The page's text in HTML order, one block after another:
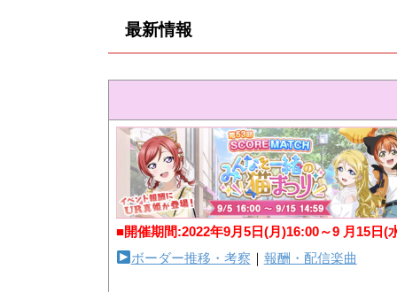
最新情報
■開催期間:2022年9月5日(月)16:00～9 月15日(
ボーダー推移・考察 ｜ 報酬・配信楽曲